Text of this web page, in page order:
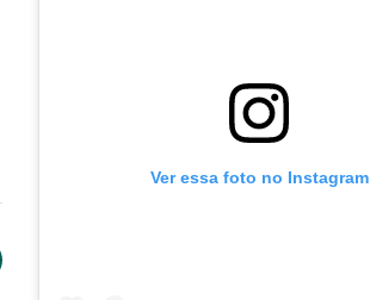
Ver essa foto no Instagram